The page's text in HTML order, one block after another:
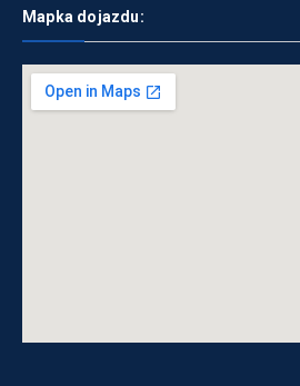
Mapka dojazdu: